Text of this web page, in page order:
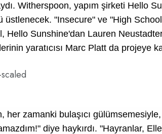
Witherspoon, yapım şirketi Hello
üstlenecek. "Insecure" ve "High
Hello Sunshine'dan Lauren
yaratıcısı Marc Platt da projeye
her zamanki bulaşıcı
diye haykırdı. "Hayranlar,